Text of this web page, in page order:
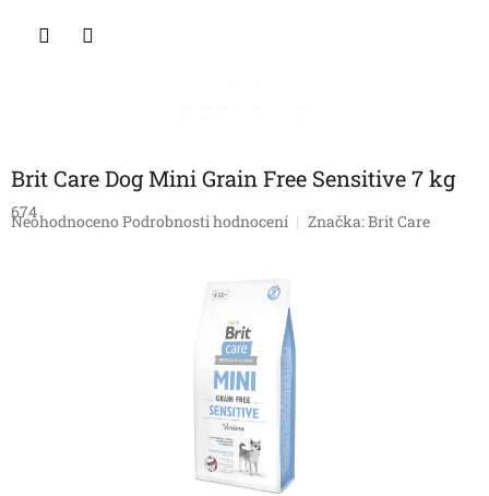
Brit Care Dog Mini Grain Free Sensitive 7 kg
674
Průměrné
Neohodnoceno Podrobnosti hodnocení Značka:Brit Care